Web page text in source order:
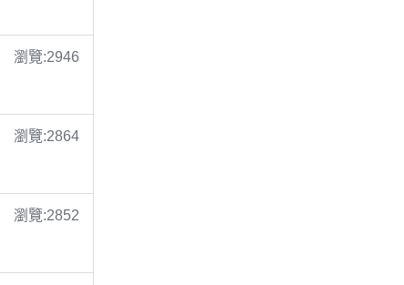
瀏覽:2946
瀏覽:2864
瀏覽:2852